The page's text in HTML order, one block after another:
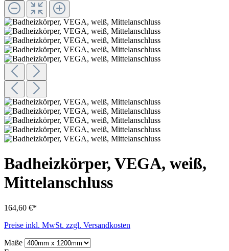
Badheizkörper, VEGA, weiß,
Mittelanschluss
164,60 €*
Preise inkl. MwSt. zzgl. Versandkosten
Maße